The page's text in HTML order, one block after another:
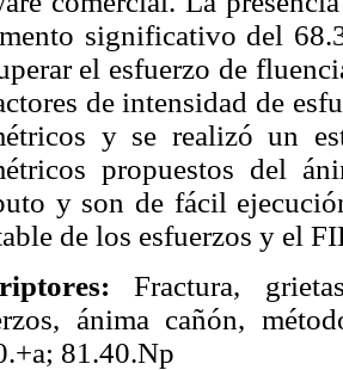
significativo del
el esfuerzo de
de intensidad de
y se realizó un
propuestos del
y son de fácil
de los esfuerzos y el
Fractura,
ánima cañón,
81.40.Np